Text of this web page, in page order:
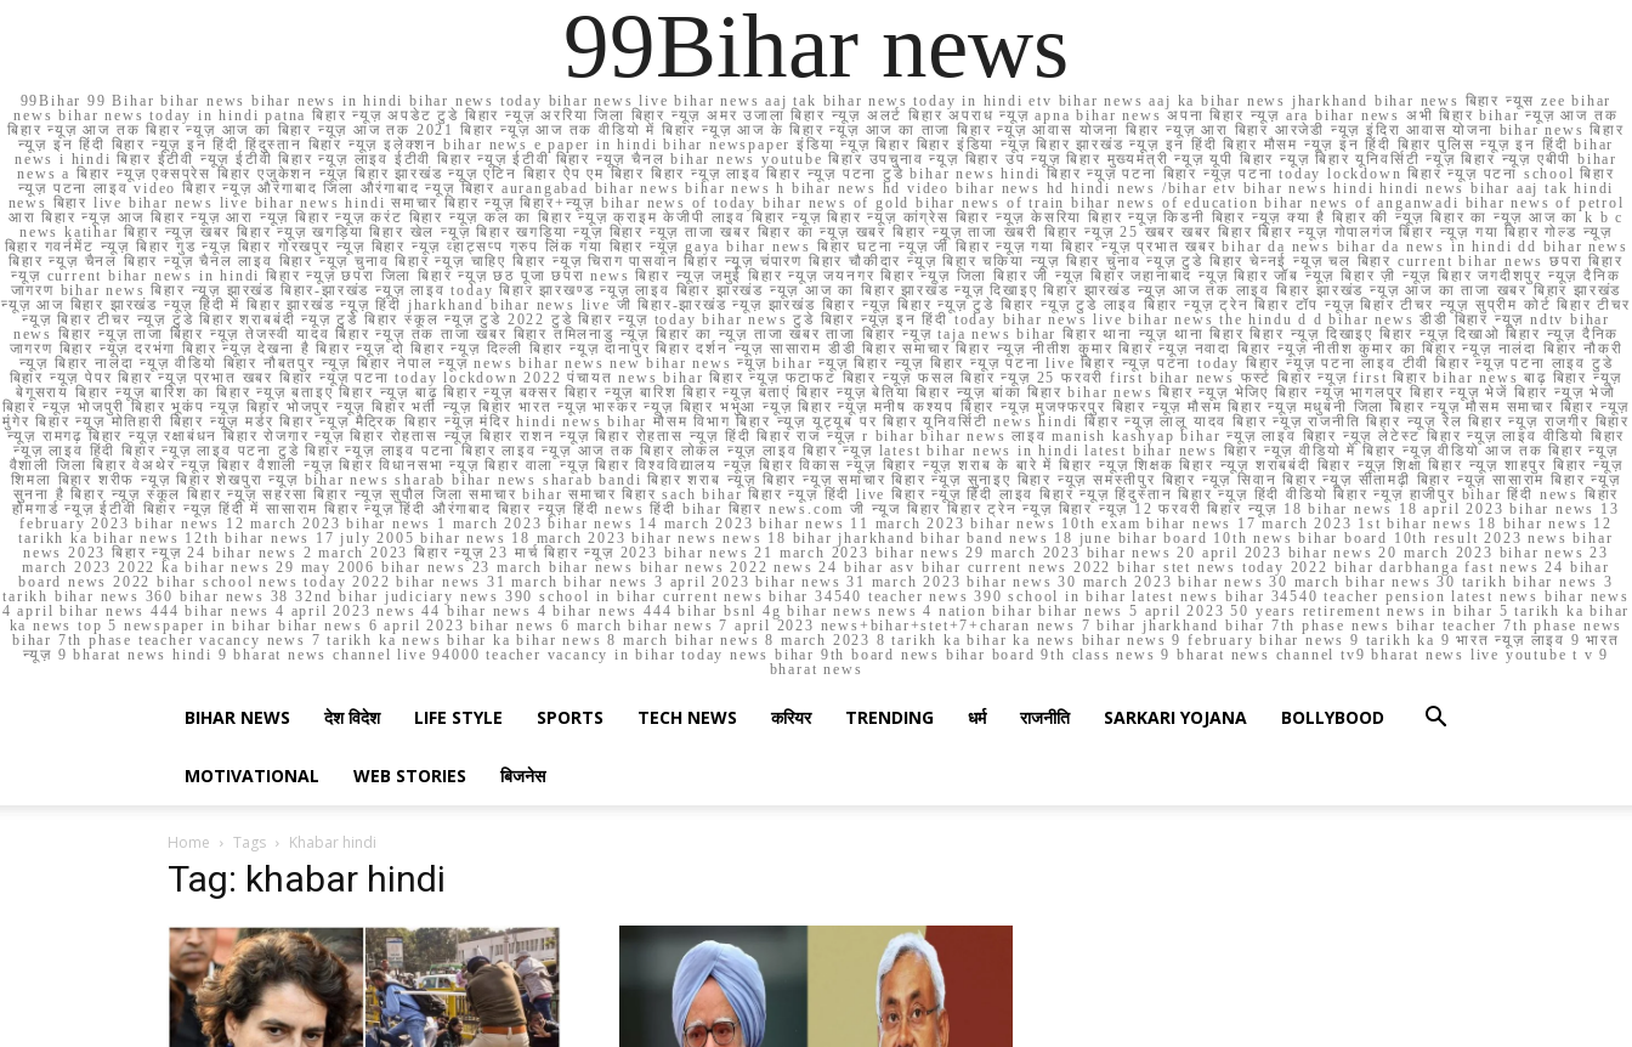
99Bihar news
99Bihar 99 Bihar bihar news bihar news in hindi bihar news today bihar news live bihar news aaj tak bihar news today in hindi etv bihar news aaj ka bihar news jharkhand bihar news बिहार न्यूस zee bihar
news bihar news today in hindi patna बिहार न्यूज़ अपडेट टुडे बिहार न्यूज़ अररिया जिला बिहार न्यूज़ अमर उजाला बिहार न्यूज़ अलर्ट बिहार अपराध न्यूज़ apna bihar news अपना बिहार न्यूज़ ara bihar news अभी बिहार bihar न्यूज़ आज तक
बिहार न्यूज़ आज तक बिहार न्यूज़ आज का बिहार न्यूज़ आज तक 2021 बिहार न्यूज़ आज तक वीडियो में बिहार न्यूज़ आज के बिहार न्यूज़ आज का ताजा बिहार न्यूज़ आवास योजना बिहार न्यूज़ आरा बिहार आरजेडी न्यूज़ इंदिरा आवास योजना bihar news बिहार
न्यूज़ इन हिंदी बिहार न्यूज़ इन हिंदी हिंदुस्तान बिहार न्यूज़ इलेक्शन bihar news e paper in hindi bihar newspaper इंडिया न्यूज़ बिहार बिहार इंडिया न्यूज़ बिहार झारखंड न्यूज़ इन हिंदी बिहार मौसम न्यूज़ इन हिंदी बिहार पुलिस न्यूज़ इन हिंदी bihar
news i hindi बिहार ईटीवी न्यूज़ ईटीवी बिहार न्यूज़ लाइव ईटीवी बिहार न्यूज़ ईटीवी बिहार न्यूज़ चैनल bihar news youtube बिहार उपचुनाव न्यूज़ बिहार उप न्यूज़ बिहार मुख्यमंत्री न्यूज़ यूपी बिहार न्यूज़ बिहार यूनिवर्सिटी न्यूज़ बिहार न्यूज़ एबीपी bihar
news a बिहार न्यूज़ एक्सप्रेस बिहार एजुकेशन न्यूज़ बिहार झारखंड न्यूज़ एटिन बिहार ऐप एम बिहार बिहार न्यूज़ लाइव बिहार न्यूज़ पटना टुडे bihar news hindi बिहार न्यूज़ पटना बिहार न्यूज़ पटना today lockdown बिहार न्यूज़ पटना school बिहार
न्यूज़ पटना लाइव video बिहार न्यूज़ औरंगाबाद जिला औरंगाबाद न्यूज़ बिहार aurangabad bihar news bihar news h bihar news hd video bihar news hd hindi news /bihar etv bihar news hindi hindi news bihar aaj tak hindi
news बिहार live bihar news live bihar news hindi समाचार बिहार न्यूज़ बिहार+न्यूज़ bihar news of today bihar news of gold bihar news of train bihar news of education bihar news of anganwadi bihar news of petrol
आरा बिहार न्यूज़ आज बिहार न्यूज़ आरा न्यूज़ बिहार न्यूज़ करंट बिहार न्यूज़ कल का बिहार न्यूज़ क्राइम केजीपी लाइव बिहार न्यूज़ बिहार न्यूज़ कांग्रेस बिहार न्यूज़ केसरिया बिहार न्यूज़ किडनी बिहार न्यूज़ क्या है बिहार की न्यूज़ बिहार का न्यूज़ आज का k b c
news katihar बिहार न्यूज़ खबर बिहार न्यूज़ खगड़िया बिहार खेल न्यूज़ बिहार खगड़िया न्यूज़ बिहार न्यूज़ ताजा खबर बिहार का न्यूज़ खबर बिहार न्यूज़ ताजा खबरी बिहार न्यूज़ 25 खबर खबर बिहार बिहार न्यूज़ गोपालगंज बिहार न्यूज़ गया बिहार गोल्ड न्यूज़
बिहार गवर्नमेंट न्यूज़ बिहार गुड न्यूज़ बिहार गोरखपुर न्यूज़ बिहार न्यूज़ व्हाट्सप्प ग्रुप लिंक गया बिहार न्यूज़ gaya bihar news बिहार घटना न्यूज़ जी बिहार न्यूज़ गया बिहार न्यूज़ प्रभात खबर bihar da news bihar da news in hindi dd bihar news
बिहार न्यूज़ चैनल बिहार न्यूज़ चैनल लाइव बिहार न्यूज़ चुनाव बिहार न्यूज़ चाहिए बिहार न्यूज़ चिराग पासवान बिहार न्यूज़ चंपारण बिहार चौकीदार न्यूज़ बिहार चकिया न्यूज़ बिहार चुनाव न्यूज़ टुडे बिहार चेन्नई न्यूज़ चल बिहार current bihar news छपरा बिहार
न्यूज़ current bihar news in hindi बिहार न्यूज़ छपरा जिला बिहार न्यूज़ छठ पूजा छपरा news बिहार न्यूज़ जमुई बिहार न्यूज़ जयनगर बिहार न्यूज़ जिला बिहार जी न्यूज़ बिहार जहानाबाद न्यूज़ बिहार जॉब न्यूज़ बिहार ज़ी न्यूज़ बिहार जगदीशपुर न्यूज़ दैनिक
जागरण bihar news बिहार न्यूज़ झारखंड बिहार-झारखंड न्यूज़ लाइव today बिहार झारखण्ड न्यूज़ लाइव बिहार झारखंड न्यूज़ आज का बिहार झारखंड न्यूज़ दिखाइए बिहार झारखंड न्यूज़ आज तक लाइव बिहार झारखंड न्यूज़ आज का ताजा खबर बिहार झारखंड
न्यूज़ आज बिहार झारखंड न्यूज़ हिंदी में बिहार झारखंड न्यूज़ हिंदी jharkhand bihar news live जी बिहार-झारखंड न्यूज़ झारखंड बिहार न्यूज़ बिहार न्यूज़ टुडे बिहार न्यूज़ टुडे लाइव बिहार न्यूज़ ट्रेन बिहार टॉप न्यूज़ बिहार टीचर न्यूज़ सुप्रीम कोर्ट बिहार टीचर
न्यूज़ बिहार टीचर न्यूज़ टुडे बिहार शराबबंदी न्यूज़ टुडे बिहार स्कूल न्यूज़ टुडे 2022 टुडे बिहार न्यूज़ today bihar news टुडे बिहार न्यूज़ इन हिंदी today bihar news live bihar news the hindu d d bihar news डीडी बिहार न्यूज़ ndtv bihar
news बिहार न्यूज़ ताजा बिहार न्यूज़ तेजस्वी यादव बिहार न्यूज़ तक ताजा खबर बिहार तमिलनाडु न्यूज़ बिहार का न्यूज़ ताजा खबर ताजा बिहार न्यूज़ taja news bihar बिहार थाना न्यूज़ थाना बिहार बिहार न्यूज़ दिखाइए बिहार न्यूज़ दिखाओ बिहार न्यूज़ दैनिक
जागरण बिहार न्यूज़ दरभंगा बिहार न्यूज़ देखना है बिहार न्यूज़ दो बिहार न्यूज़ दिल्ली बिहार न्यूज़ दानापुर बिहार दर्शन न्यूज़ सासाराम डीडी बिहार समाचार बिहार न्यूज़ नीतीश कुमार बिहार न्यूज़ नवादा बिहार न्यूज़ नीतीश कुमार का बिहार न्यूज़ नालंदा बिहार नौकरी
न्यूज़ बिहार नालंदा न्यूज़ वीडियो बिहार नौबतपुर न्यूज़ बिहार नेपाल न्यूज़ news bihar news new bihar news न्यूज़ bihar न्यूज़ बिहार न्यूज़ बिहार न्यूज़ पटना live बिहार न्यूज़ पटना today बिहार न्यूज़ पटना लाइव टीवी बिहार न्यूज़ पटना लाइव टुडे
बिहार न्यूज़ पेपर बिहार न्यूज़ प्रभात खबर बिहार न्यूज़ पटना today lockdown 2022 पंचायत news bihar बिहार न्यूज़ फटाफट बिहार न्यूज़ फसल बिहार न्यूज़ 25 फरवरी first bihar news फर्स्ट बिहार न्यूज़ first बिहार bihar news बाढ़ बिहार न्यूज़
बेगूसराय बिहार न्यूज़ बारिश का बिहार न्यूज़ बताइए बिहार न्यूज़ बाढ़ बिहार न्यूज़ बक्सर बिहार न्यूज़ बारिश बिहार न्यूज़ बताएं बिहार न्यूज़ बेतिया बिहार न्यूज़ बांका बिहार bihar news बिहार न्यूज़ भेजिए बिहार न्यूज़ भागलपुर बिहार न्यूज़ भेजें बिहार न्यूज़ भेजो
बिहार न्यूज़ भोजपुरी बिहार भूकंप न्यूज़ बिहार भोजपुर न्यूज़ बिहार भर्ती न्यूज़ बिहार भारत न्यूज़ भास्कर न्यूज़ बिहार भभुआ न्यूज़ बिहार न्यूज़ मनीष कश्यप बिहार न्यूज़ मुजफ्फरपुर बिहार न्यूज़ मौसम बिहार न्यूज़ मधुबनी जिला बिहार न्यूज़ मौसम समाचार बिहार न्यूज़
मुंगेर बिहार न्यूज़ मोतिहारी बिहार न्यूज़ मर्डर बिहार न्यूज़ मैट्रिक बिहार न्यूज़ मंदिर hindi news bihar मौसम विभाग बिहार न्यूज़ यूट्यूब पर बिहार यूनिवर्सिटी news hindi बिहार न्यूज़ लालू यादव बिहार न्यूज़ राजनीति बिहार न्यूज़ रेल बिहार न्यूज़ राजगीर बिहार
न्यूज़ रामगढ़ बिहार न्यूज़ रक्षाबंधन बिहार रोजगार न्यूज़ बिहार रोहतास न्यूज़ बिहार राशन न्यूज़ बिहार रोहतास न्यूज़ हिंदी बिहार राज न्यूज़ r bihar bihar news लाइव manish kashyap bihar न्यूज़ लाइव बिहार न्यूज़ लेटेस्ट बिहार न्यूज़ लाइव वीडियो बिहार
न्यूज़ लाइव हिंदी बिहार न्यूज़ लाइव पटना टुडे बिहार न्यूज़ लाइव पटना बिहार लाइव न्यूज़ आज तक बिहार लोकल न्यूज़ लाइव बिहार न्यूज़ latest bihar news in hindi latest bihar news बिहार न्यूज़ वीडियो में बिहार न्यूज़ वीडियो आज तक बिहार न्यूज़
वैशाली जिला बिहार वेअथेर न्यूज़ बिहार वैशाली न्यूज़ बिहार विधानसभा न्यूज़ बिहार वाला न्यूज़ बिहार विश्वविद्यालय न्यूज़ बिहार विकास न्यूज़ बिहार न्यूज़ शराब के बारे में बिहार न्यूज़ शिक्षक बिहार न्यूज़ शराबबंदी बिहार न्यूज़ शिक्षा बिहार न्यूज़ शाहपुर बिहार न्यूज़
शिमला बिहार शरीफ न्यूज़ बिहार शेखपुरा न्यूज़ bihar news sharab bihar news sharab bandi बिहार शराब न्यूज़ बिहार न्यूज़ समाचार बिहार न्यूज़ सुनाइए बिहार न्यूज़ समस्तीपुर बिहार न्यूज़ सिवान बिहार न्यूज़ सीतामढ़ी बिहार न्यूज़ सासाराम बिहार न्यूज़
सुनना है बिहार न्यूज़ स्कूल बिहार न्यूज़ सहरसा बिहार न्यूज़ सुपौल जिला समाचार bihar समाचार बिहार sach bihar बिहार न्यूज़ हिंदी live बिहार न्यूज़ हिंदी लाइव बिहार न्यूज़ हिंदुस्तान बिहार न्यूज़ हिंदी वीडियो बिहार न्यूज़ हाजीपुर bihar हिंदी news बिहार
होमगार्ड न्यूज़ ईटीवी बिहार न्यूज़ हिंदी में सासाराम बिहार न्यूज़ हिंदी औरंगाबाद बिहार न्यूज़ हिंदी news हिंदी bihar बिहार news.com जी न्यूज बिहार बिहार ट्रेन न्यूज़ बिहार न्यूज़ 12 फरवरी बिहार न्यूज़ 18 bihar news 18 april 2023 bihar news 13
february 2023 bihar news 12 march 2023 bihar news 1 march 2023 bihar news 14 march 2023 bihar news 11 march 2023 bihar news 10th exam bihar news 17 march 2023 1st bihar news 18 bihar news 12
tarikh ka bihar news 12th bihar news 17 july 2005 bihar news 18 march 2023 bihar news news 18 bihar jharkhand bihar band news 18 june bihar board 10th news bihar board 10th result 2023 news bihar
news 2023 बिहार न्यूज़ 24 bihar news 2 march 2023 बिहार न्यूज़ 23 मार्च बिहार न्यूज़ 2023 bihar news 21 march 2023 bihar news 29 march 2023 bihar news 20 april 2023 bihar news 20 march 2023 bihar news 23
march 2023 2022 ka bihar news 29 may 2006 bihar news 23 march bihar news bihar news 2022 news 24 bihar asv bihar current news 2022 bihar stet news today 2022 bihar darbhanga fast news 24 bihar
board news 2022 bihar school news today 2022 bihar news 31 march bihar news 3 april 2023 bihar news 31 march 2023 bihar news 30 march 2023 bihar news 30 march bihar news 30 tarikh bihar news 3
tarikh bihar news 360 bihar news 38 32nd bihar judiciary news 390 school in bihar current news bihar 34540 teacher news 390 school in bihar latest news bihar 34540 teacher pension latest news bihar news
4 april bihar news 444 bihar news 4 april 2023 news 44 bihar news 4 bihar news 444 bihar bsnl 4g bihar news news 4 nation bihar bihar news 5 april 2023 50 years retirement news in bihar 5 tarikh ka bihar
ka news top 5 newspaper in bihar bihar news 6 april 2023 bihar news 6 march bihar news 7 april 2023 news+bihar+stet+7+charan news 7 bihar jharkhand bihar 7th phase news bihar teacher 7th phase news
bihar 7th phase teacher vacancy news 7 tarikh ka news bihar ka bihar news 8 march bihar news 8 march 2023 8 tarikh ka bihar ka news bihar news 9 february bihar news 9 tarikh ka 9 भारत न्यूज़ लाइव 9 भारत
न्यूज़ 9 bharat news hindi 9 bharat news channel live 94000 teacher vacancy in bihar today news bihar 9th board news bihar board 9th class news 9 bharat news channel tv9 bharat news live youtube t v 9
bharat news
BIHAR NEWS देश विदेश LIFE STYLE SPORTS TECH NEWS करियर TRENDING धर्म राजनीति SARKARI YOJANA BOLLYBOOD
MOTIVATIONAL WEB STORIES बिजनेस
Home Tags Khabar hindi
Tag: khabar hindi